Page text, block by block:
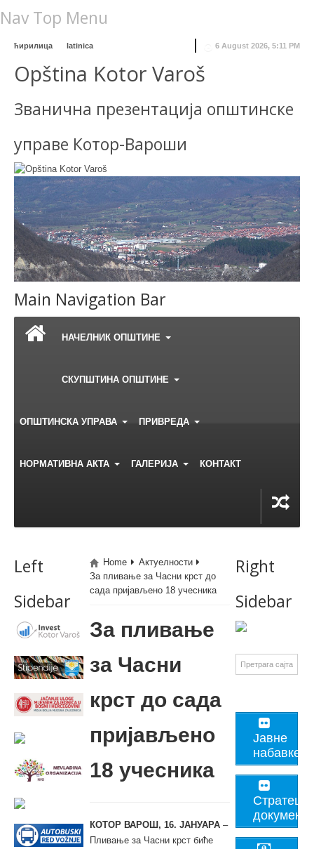
Nav Top Menu
ћирилица latinica 6 August 2026, 5:11 PM
Opština Kotor Varoš
Званична презентација општинске
управе Котор-Вароши
Main Navigation Bar
НАЧЕЛНИК ОПШТИНЕ
СКУПШТИНА ОПШТИНЕ
ОПШТИНСКА УПРАВА ПРИВРЕДА
НОРМАТИВНА АКТА ГАЛЕРИЈА КОНТАКТ
Left
Sidebar
Home
Актуелности
За пливање за Часни крст до
сада пријављено 18 учесника
За пливање
за Часни
крст до сада
пријављено
18 учесника
КОТОР ВАРОШ, 16. ЈАНУАРА–
Пливање за Часни крст биће
Right
Sidebar
Јавне
набавке